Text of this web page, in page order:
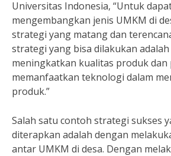
Universitas Indonesia, “Untuk
mengembangkan jenis UMKM di
strategi yang matang dan
strategi yang bisa dilakukan
meningkatkan kualitas produk dan
memanfaatkan teknologi dalam
produk.”
Salah satu contoh strategi sukses
diterapkan adalah dengan
antar UMKM di desa. Dengan